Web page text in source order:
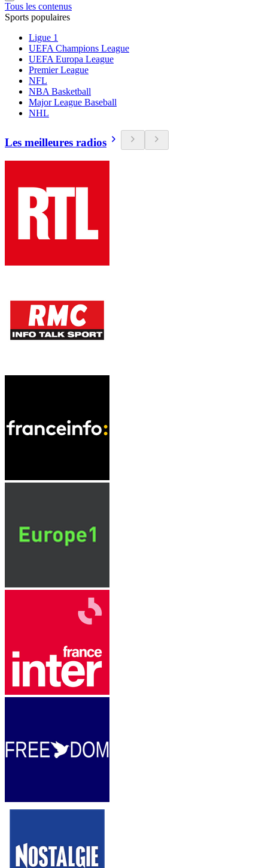
Tous les contenus
Sports populaires
Ligue 1
UEFA Champions League
UEFA Europa League
Premier League
NFL
NBA Basketball
Major League Baseball
NHL
Les meilleures radios